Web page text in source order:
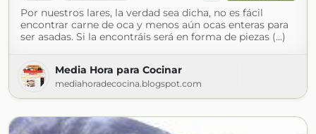
Por nuestros lares, la verdad sea dicha, no es fácil
encontrar carne de oca y menos aún ocas enteras para
ser asadas. Si la encontráis será en forma de piezas (...)
Media Hora para Cocinar
mediahoradecocina.blogspot.com